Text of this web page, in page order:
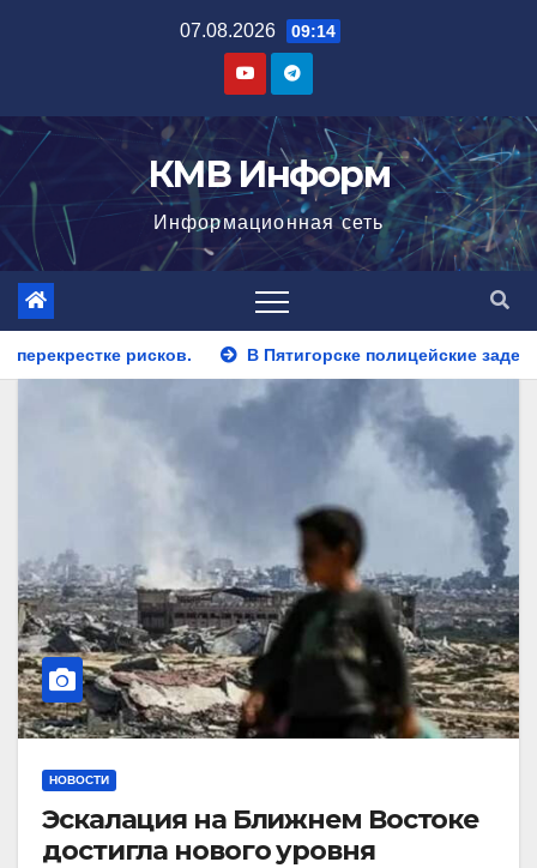
07.08.2026 09:14
КМВ Информ
Информационная сеть
В Пятигорске полицейские задержали закладчика,
НОВОСТИ
Эскалация на Ближнем Востоке
достигла нового уровня